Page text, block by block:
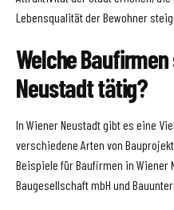
Lebensqualität der Bewohner
Welche
Neustadt tätig?
In Wiener Neustadt gibt es eine
verschiedene Arten von
Beispiele für Baufirmen in Wiener
Baugesellschaft mbH und